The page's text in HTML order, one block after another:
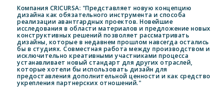
Компания CRICURSA: "Представляет новую концепцию
дизайна как обязательного инструмента и способа
реализации авантгардных проектов. Новейшие
исследования в области материалов и предложение новых
конструктивных решений позволяет рассматривать
дизайны, которые в недавнем прошлом навсегда остались
бы в студиях. Совместная работа между производством и
исключительно креативными участниками процесса
устанавливает новый стандарт для других отраслей,
которые хотели бы использовать дизайн для
предоставления дополнительной ценности и как средство
укрепления партнерских отношений."